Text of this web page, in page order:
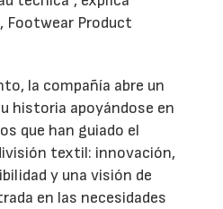
Footwear Product
la compañía abre un
historia apoyándose en
que han guiado el
textil: innovación,
y una visión de
en las necesidades